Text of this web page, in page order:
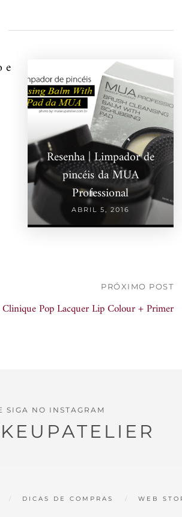
e
Resenha | Limpador de
pincéis da MUA
Professional
ABRIL 5, 2016
PRÓXIMO POST
Clinique Pop Lacquer Lip Colour + Primer
SIGA NO INSTAGRAM
DICAS DE COMPRAS WEB